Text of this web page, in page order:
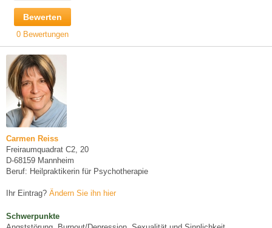
Bewerten
0 Bewertungen
Carmen Reiss
Freiraumquadrat C2, 20
D-68159 Mannheim
Beruf: Heilpraktikerin für Psychotherapie
Ihr Eintrag? Ändern Sie ihn hier
Schwerpunkte